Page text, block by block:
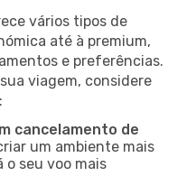
vários tipos de
até à premium,
e preferências.
viagem, considere
cancelamento de
um ambiente mais
seu voo mais